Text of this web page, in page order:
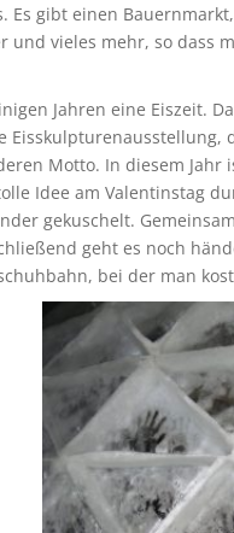
Es gibt einen
und vieles mehr, so dass
Jahren eine Eiszeit.
Eisskulpturenausstellung,
Motto. In diesem Jahr
Idee am Valentinstag
gekuschelt.
geht es noch
bei der man